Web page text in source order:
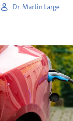
Dr. Martin Large